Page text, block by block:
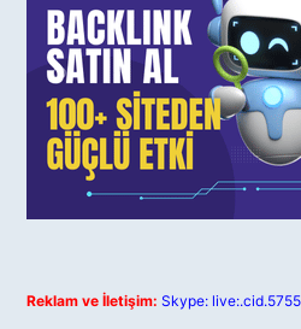
Reklam ve İletişim: Skype: